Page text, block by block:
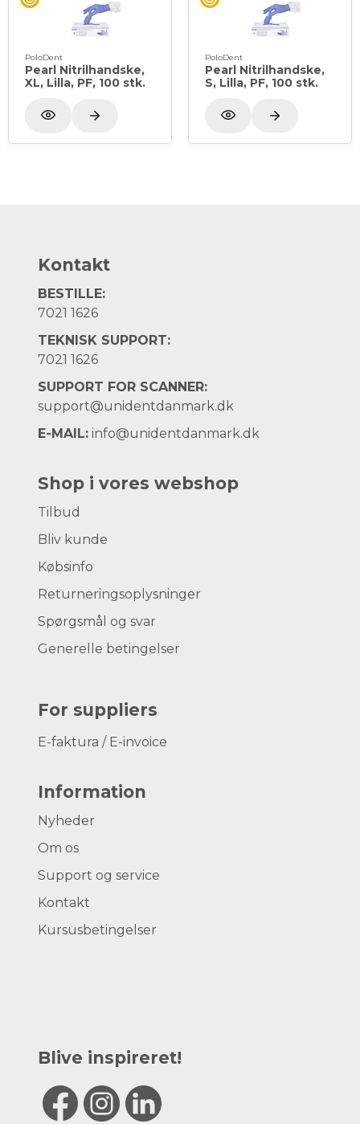
PoloDent
Pearl Nitrilhandske,
XL, Lilla, PF, 100 stk.
PoloDent
Pearl Nitrilhandske,
S, Lilla, PF, 100 stk.
Kontakt
BESTILLE:
7021 1626
TEKNISK SUPPORT:
7021 1626
SUPPORT FOR SCANNER:
support@unidentdanmark.dk
E-MAIL: info@unidentdanmark.dk
Shop i vores webshop
Tilbud
Bliv kunde
Købsinfo
Returneringsoplysninger
Spørgsmål og svar
Generelle betingelser
For suppliers
E-faktura / E-invoice
Information
Nyheder
Om os
Support og service
Kontakt
Kursusbetingelser
Blive inspireret!